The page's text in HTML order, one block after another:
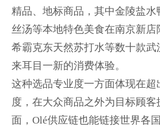
精品、地标商品，其中金陵盐
丝汤等本地特色美食在南京新
希霸克东天然苏打水等数十款
来耳目一新的消费体验。
这种选品专业度一方面体现在
度，在大众商品之外为目标顾
面，Olé供应链也能链接世界各